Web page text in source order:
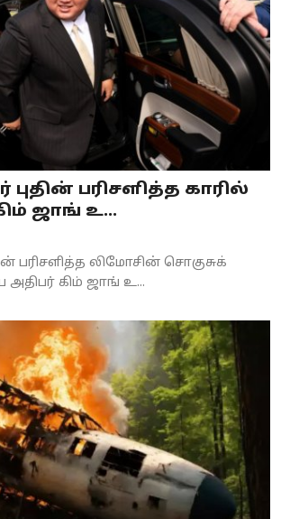
பரிசளித்த காரில்
ஜாங் உ...
பரிசளித்த லிமோசின் சொகுசுக்
அதிபர் கிம் ஜாங் உ...